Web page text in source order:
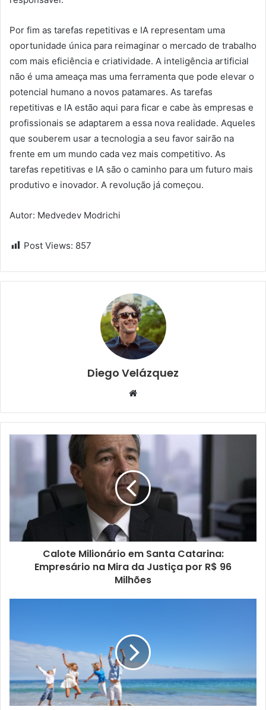
Por fim as tarefas repetitivas e IA representam uma
oportunidade única para reimaginar o mercado de trabalho
com mais eficiência e criatividade. A inteligência artificial
não é uma ameaça mas uma ferramenta que pode elevar o
potencial humano a novos patamares. As tarefas
repetitivas e IA estão aqui para ficar e cabe às empresas e
profissionais se adaptarem a essa nova realidade. Aqueles
que souberem usar a tecnologia a seu favor sairão na
frente em um mundo cada vez mais competitivo. As
tarefas repetitivas e IA são o caminho para um futuro mais
produtivo e inovador. A revolução já começou.
Autor: Medvedev Modrichi
Post Views: 857
Diego Velázquez
Website
Calote Milionário em Santa Catarina:
Empresário na Mira da Justiça por R$ 96
Milhões